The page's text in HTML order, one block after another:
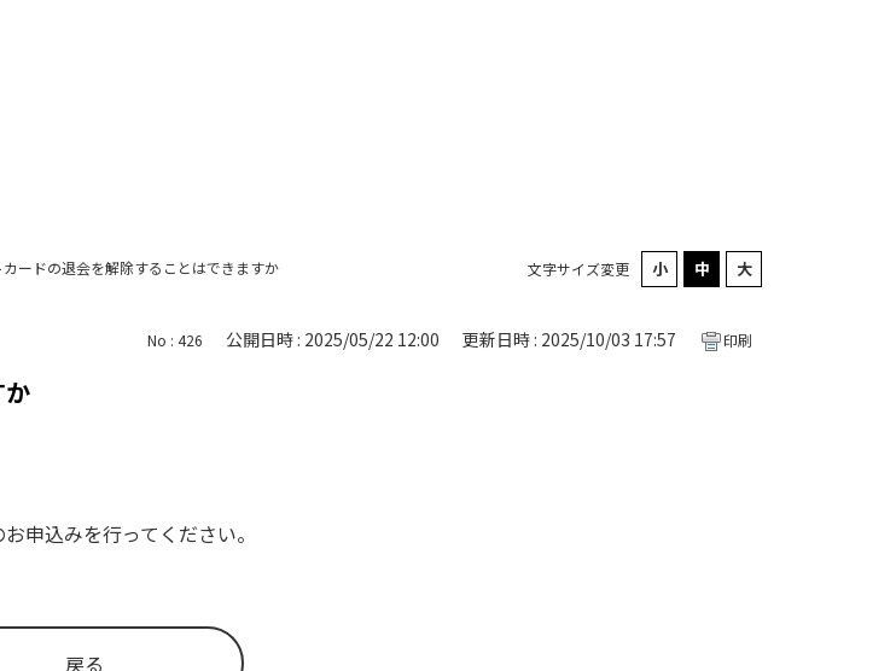
文字サイズ変更
カードの退会を解除することはできますか
戻る
No : 426 公開日時 : 2025/05/22 12:00 更新日時 : 2025/10/03 17:57 印刷
申込みを行ってください。